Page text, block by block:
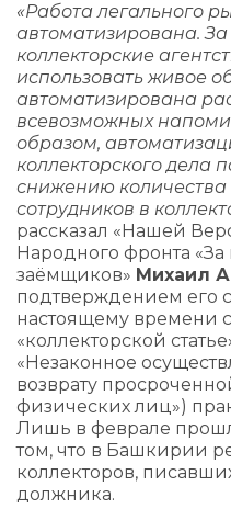
«Работа легального
автоматизирована.
коллекторские
использовать живое
автоматизирована
всевозможных
образом,
коллекторского дела
снижению
сотрудников в
рассказал «Нашей
Народного фронта «За
заёмщиков» Михаил
подтверждением его
настоящему времени
«коллекторской
«Незаконное
возврату
физических лиц»)
Лишь в феврале
том, что в Башкирии
коллекторов,
должника.